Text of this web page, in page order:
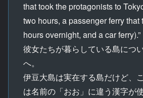
that took the protagonists to
two hours, a passenger ferry that
hours overnight, and a car ferry).”
彼女たちが暮らしている島につ
へ。
伊豆大島は実在する島だけど、
は名前の「おお」に違う漢字が